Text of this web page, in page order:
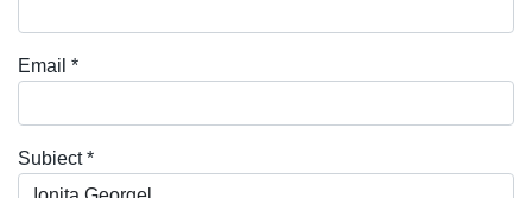
Email *
Subiect*